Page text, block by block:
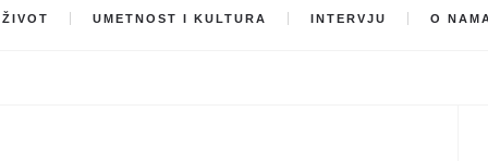
ŽIVOT UMETNOST I KULTURA INTERVJU O